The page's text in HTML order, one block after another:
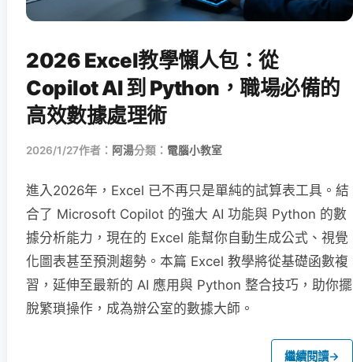
2026 Excel教學懶人包：從
Copilot AI 到 Python，職場必備的
高效數據處理術
2026/1/27作者： 阿湯分類： 電腦小教室
進入2026年，Excel 已不再只是單純的試算表工具。結
合了 Microsoft Copilot 的強大 AI 功能與 Python 的數
據分析能力，現在的 Excel 能幫你自動生成公式、視覺
化圖表甚至預測趨勢。本篇 Excel 教學將從基礎函數複
習，延伸至最新的 AI 應用與 Python 整合技巧，助你擺
脫繁瑣操作，成為辦公室的數據大師。
繼續閱讀→